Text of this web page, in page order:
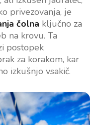
privezovanja, je
čolna ključno za
na krovu. Ta
postopek
za korakom, kar
izkušnjo vsakič.